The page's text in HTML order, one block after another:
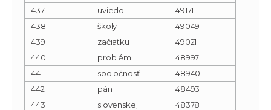
437 uviedol
49171
438
školy
49049
439
začiatku
49021
440
problém
48997
441
spoločnosť
48940
442
pán
48493
443
slovenskej
48378